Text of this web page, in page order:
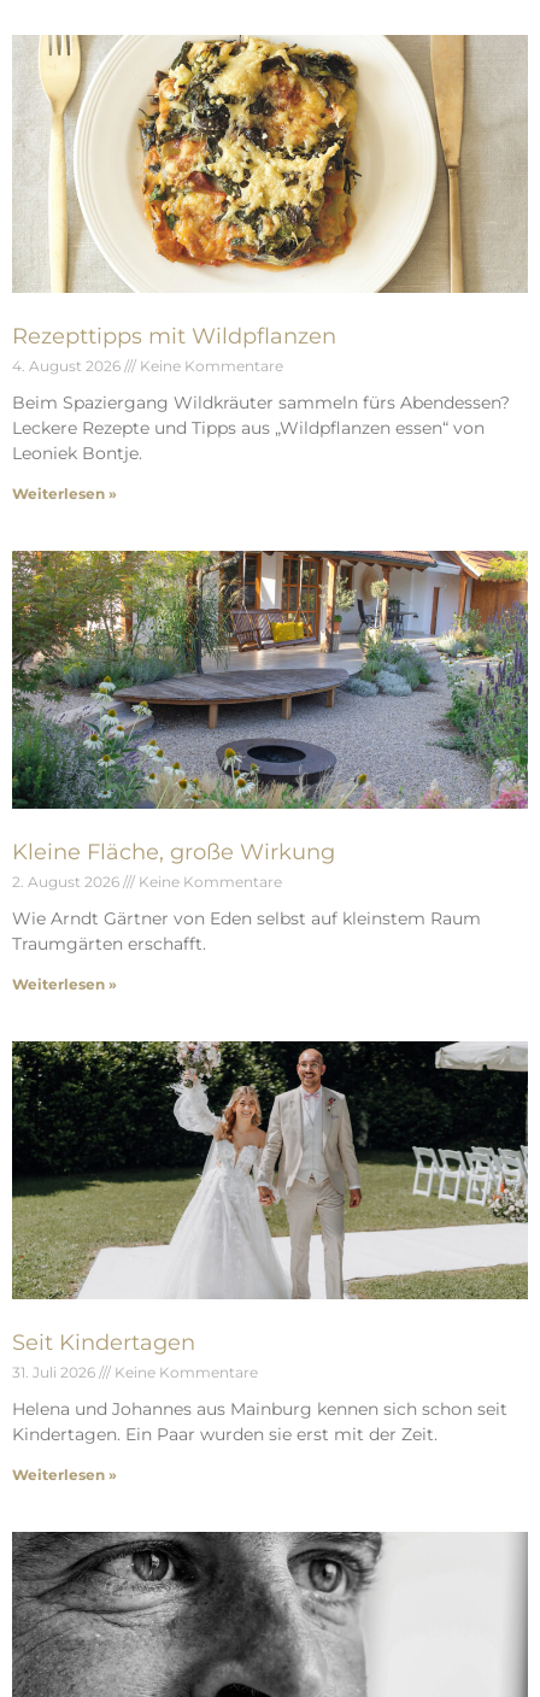
Rezepttipps mit Wildpflanzen
4. August 2026 Keine Kommentare
Beim Spaziergang Wildkräuter sammeln fürs Abendessen?
Leckere Rezepte und Tipps aus „Wildpflanzen essen“ von
Leoniek Bontje.
Weiterlesen »
Kleine Fläche, große Wirkung
2. August 2026 Keine Kommentare
Wie Arndt Gärtner von Eden selbst auf kleinstem Raum
Traumgärten erschafft.
Weiterlesen »
Seit Kindertagen
31. Juli 2026 Keine Kommentare
Helena und Johannes aus Mainburg kennen sich schon seit
Kindertagen. Ein Paar wurden sie erst mit der Zeit.
Weiterlesen »